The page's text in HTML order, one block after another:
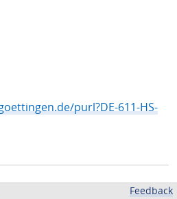
purl?DE-611-HS-
Feedback